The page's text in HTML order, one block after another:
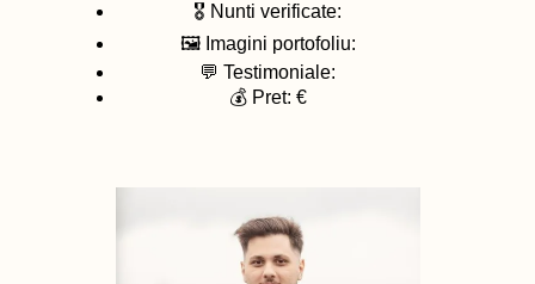
🎖️ Nunti verificate:
🖼️ Imagini portofoliu:
💬 Testimoniale:
💰 Pret: €